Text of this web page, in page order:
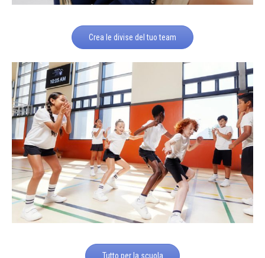
Crea le divise del tuo team
Tutto per la scuola